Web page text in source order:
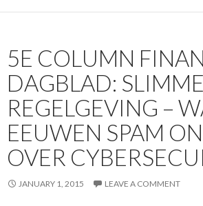
5E COLUMN
DAGBLAD: SLIMME
REGELGEVING –
EEUWEN SPAM
OVER
JANUARY 1, 2015 LEAVE A COMMENT